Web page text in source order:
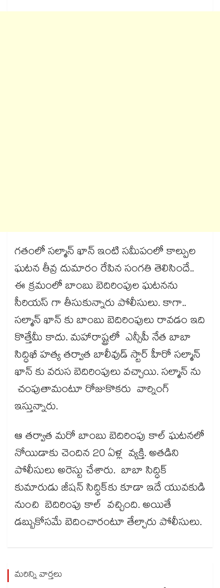
గతంలో సల్మాన్ ఖాన్ ఇంటి సమీపంలో కాల్పుల
ఘటన తీవ్ర దుమారం రేపిన సంగతి తెలిసిందే..
ఈ క్రమంలో బాంబు బెదిరింపుల ఘటనను
సీరియస్ గా తీసుకున్నారు పోలీసులు. కాగా..
సల్మాన్ ఖాన్ కు బాంబు బెదిరింపులు రావడం ఇది
కొత్తేమీ కాదు. మహారాష్ట్రలో ఎన్సీపీ నేత బాబా
సిద్ధిఖీ హత్య తర్వాత బాలీవుడ్ స్టార్ హీరో సల్మాన్
ఖాన్ కు వరుస బెదిరింపులు వచ్చాయి. సల్మాన్ ను
చంపుతామంటూ రోజుకొకరు వార్నింగ్
ఇస్తున్నారు.
ఆ తర్వాత మరో బాంబు బెదిరింపు కాల్ ఘటనలో
నోయిడాకు చెందిన 20 ఏళ్ల వ్యక్తి. అతడిని
పోలీసులు అరెస్టు చేశారు. బాబా సిద్ధిక్
కుమారుడు జీషన్ సిద్ధిక్‌కు కూడా ఇదే యువకుడి
నుంచి బెదిరింపు కాల్ వచ్చింది. అయితే
డబ్బుకోసమే బెదించారంటూ తేల్చారు పోలీసులు.
మరిన్ని వార్తలు